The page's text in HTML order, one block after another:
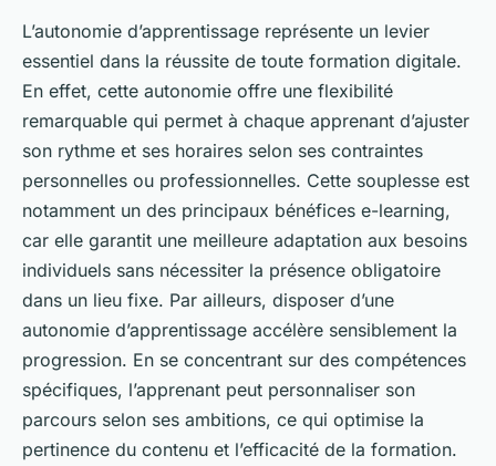
L’autonomie d’apprentissage représente un levier
essentiel dans la réussite de toute formation digitale.
En effet, cette autonomie offre une flexibilité
remarquable qui permet à chaque apprenant d’ajuster
son rythme et ses horaires selon ses contraintes
personnelles ou professionnelles. Cette souplesse est
notamment un des principaux bénéfices e-learning,
car elle garantit une meilleure adaptation aux besoins
individuels sans nécessiter la présence obligatoire
dans un lieu fixe. Par ailleurs, disposer d’une
autonomie d’apprentissage accélère sensiblement la
progression. En se concentrant sur des compétences
spécifiques, l’apprenant peut personnaliser son
parcours selon ses ambitions, ce qui optimise la
pertinence du contenu et l’efficacité de la formation.